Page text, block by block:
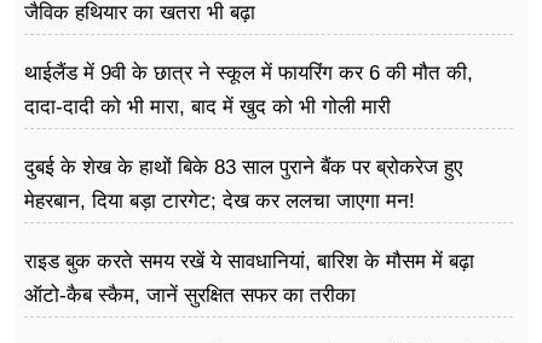
जैविक हथियार का खतरा भी बढ़ा
थाईलैंड में 9वी के छात्र ने स्कूल में फायरिंग कर 6 की मौत की,
दादा-दादी को भी मारा, बाद में खुद को भी गोली मारी
दुबई के शेख के हाथों बिके 83 साल पुराने बैंक पर ब्रोकरेज हुए
मेहरबान, दिया बड़ा टारगेट; देख कर ललचा जाएगा मन!
राइड बुक करते समय रखें ये सावधानियां, बारिश के मौसम में बढ़ा
ऑटो-कैब स्कैम, जानें सुरक्षित सफर का तरीका